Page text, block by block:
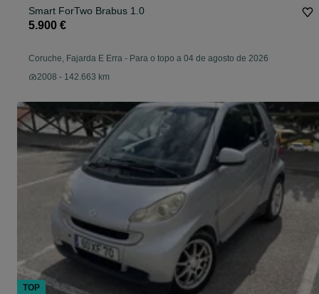
Smart ForTwo Brabus 1.0
5.900 €
Coruche, Fajarda E Erra - Para o topo a 04 de agosto de 2026
2008 - 142.663 km
TOP